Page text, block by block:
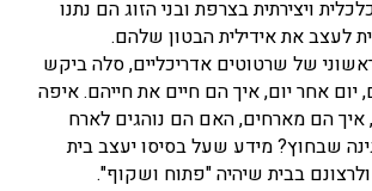
ויצירתית בצרפת ובני הזוג הם נתנו
לעצב את אידילית הבטון שלהם.
של שרטוטים אדריכליים, סלה ביקש
אחר יום, איך הם חיים את חייהם. איפה
הם מארחים, האם הם נוהגים לארח
שבחוץ? מידע שעל בסיסו יעצב בית
בבית שיהיה "פתוח ושקוף".